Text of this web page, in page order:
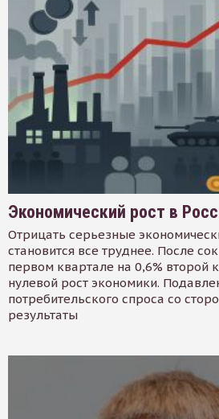
Экономический рост в
Отрицать серьезные
становится все труднее. После
первом квартале на 0,6% второй
нулевой рост экономики.
потребительского спроса со
результаты